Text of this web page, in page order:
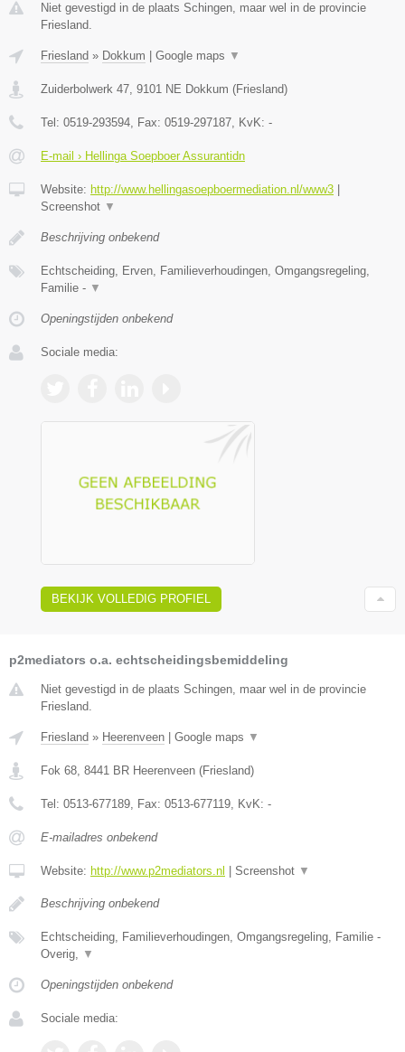
Niet gevestigd in de plaats Schingen, maar wel in de provincie
Friesland.
Friesland » Dokkum Google maps ▼
Zuiderbolwerk 47, 9101 NE Dokkum (Friesland)
Tel: 0519-293594, Fax: 0519-297187, KvK: -
E-mail › Hellinga Soepboer Assurantidn
Website: http://www.hellingasoepboermediation.nl/www3
Screenshot ▼
Beschrijving onbekend
Echtscheiding, Erven, Familieverhoudingen, Omgangsregeling,
Familie - ▼
Openingstijden onbekend
Sociale media:
BEKIJK VOLLEDIG PROFIEL
p2mediators o.a. echtscheidingsbemiddeling
Niet gevestigd in de plaats Schingen, maar wel in de provincie
Friesland.
Friesland » Heerenveen Google maps ▼
Fok 68 8441 BR Heerenveen (Friesland)
Tel: 0513-677189 , Fax: 0513-677119 , KvK: -
E-mailadres onbekend
Website: http://www.p2mediators.nl Screenshot ▼
Beschrijving onbekend
Echtscheiding, Familieverhoudingen, Omgangsregeling, Familie -
Overig,
▼
Openingstijden onbekend
Sociale media: